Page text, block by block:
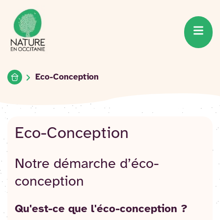
Accéder
au
contenu
Accueil du site
AccueilEco-Conception
Eco-Conception
Notre démarche d’éco-
conception
Qu'est-ce que l'éco-conception ?